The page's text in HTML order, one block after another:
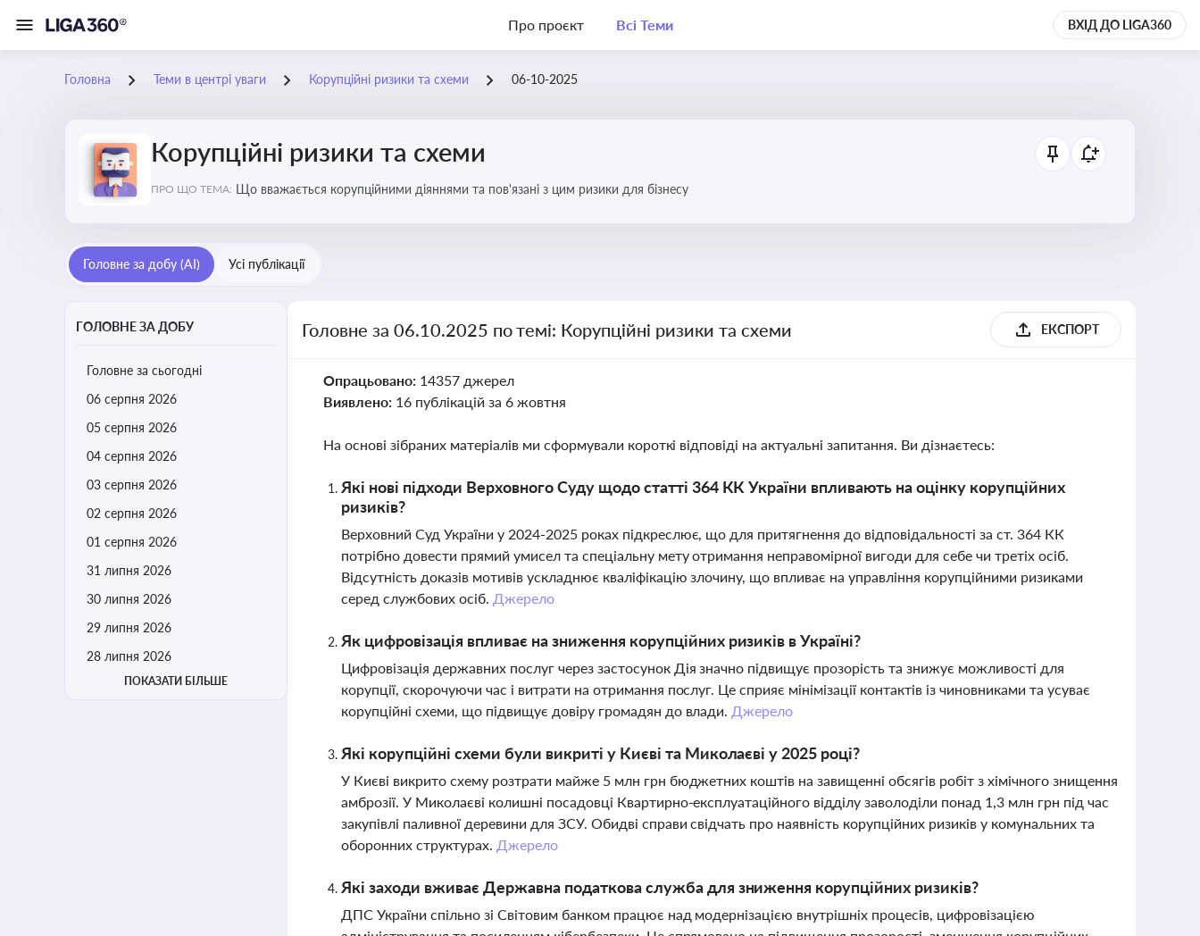
Про проєкт Всі Теми ВХІД ДО LIGA360
Головна Теми в центрі уваги Корупційні ризики та схеми 06-10-2025
Корупційні ризики та схеми
ПРО ЩО ТЕМА: Що вважається корупційними діяннями та пов'язані з цим ризики для бізнесу
Головне за добу (AI) Усі публікації
ГОЛОВНЕ ЗА ДОБУ
Головне за сьогодні
06 серпня 2026
05 серпня 2026
04 серпня 2026
03 серпня 2026
02 серпня 2026
01 серпня 2026
31 липня 2026
30 липня 2026
29 липня 2026
28 липня 2026
ПОКАЗАТИ БІЛЬШЕ
Головне за 06.10.2025 по темі: Корупційні ризики та схеми ЕКСПОРТ
Опрацьовано: 14357 джерел
Виявлено: 16 публікацій за 6 жовтня
На основі зібраних матеріалів ми сформували короткі відповіді на актуальні запитання. Ви дізнаєтесь:
Які нові підходи Верховного Суду щодо статті 364 КК України впливають на оцінку корупційних
ризиків?
Верховний Суд України у 2024-2025 роках підкреслює, що для притягнення до відповідальності за ст. 364 КК
потрібно довести прямий умисел та спеціальну мету отримання неправомірної вигоди для себе чи третіх осіб.
Відсутність доказів мотивів ускладнює кваліфікацію злочину, що впливає на управління корупційними ризиками
серед службових осіб. Джерело
Як цифровізація впливає на зниження корупційних ризиків в Україні?
Цифровізація державних послуг через застосунок Дія значно підвищує прозорість та знижує можливості для
корупції, скорочуючи час і витрати на отримання послуг. Це сприяє мінімізації контактів із чиновниками та усуває
корупційні схеми, що підвищує довіру громадян до влади. Джерело
Які корупційні схеми були викриті у Києві та Миколаєві у 2025 році?
У Києві викрито схему розтрати майже 5 млн грн бюджетних коштів на завищенні обсягів робіт з хімічного знищення
амброзії. У Миколаєві колишні посадовці Квартирно-експлуатаційного відділу заволоділи понад 1,3 млн грн під час
закупівлі паливної деревини для ЗСУ. Обидві справи свідчать про наявність корупційних ризиків у комунальних та
оборонних структурах. Джерело
Які заходи вживає Державна податкова служба для зниження корупційних ризиків?
ДПС України спільно зі Світовим банком працює над модернізацією внутрішніх процесів, цифровізацією